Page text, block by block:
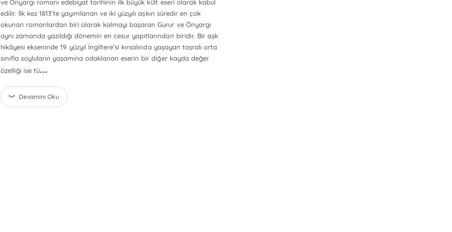
ve Önyargı romanı edebiyat tarihinin ilk büyük kült eseri olarak kabul
edilir. İlk kez 1813’te yayımlanan ve iki yüzyılı aşkın süredir en çok
okunan romanlardan biri olarak kalmayı başaran Gurur ve Önyargı
aynı zamanda yazıldığı dönemin en cesur yapıtlarından biridir. Bir aşk
hikâyesi ekseninde 19. yüzyıl İngiltere’si kırsalında yaşayan taşralı orta
sınıfla soyluların yaşamına odaklanan eserin bir diğer kayda değer
özelliği ise tü...
Devamını Oku